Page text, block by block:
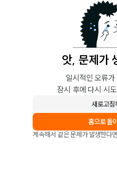
앗, 문제가
일시적인 오류
잠시 후에 다시 시
새로고침
홈으로 돌
계속해서 같은 문제가 발생한다면